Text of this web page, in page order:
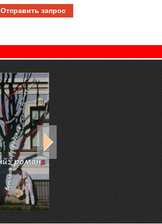
Отправить запрос